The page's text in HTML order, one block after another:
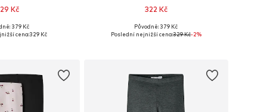
Kč
velikostech
379 Kč
cena:329 Kč
322 Kč
Dostupné v mnoha velikostech
Původně: 379 Kč
Poslední nejnižší cena:329 Kč-2%